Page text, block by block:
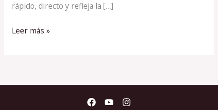
rápido, directo y refleja la […]
Leer más »